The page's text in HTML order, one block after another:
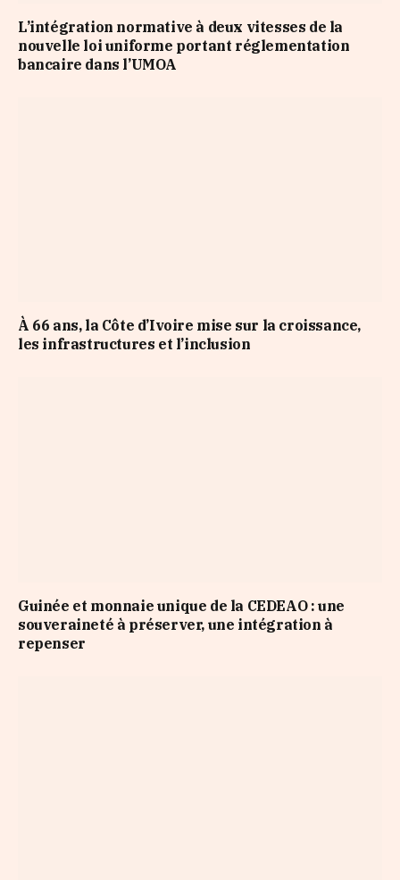
L’intégration normative à deux vitesses de la
nouvelle loi uniforme portant réglementation
bancaire dans l’UMOA
À 66 ans, la Côte d’Ivoire mise sur la croissance,
les infrastructures et l’inclusion
Guinée et monnaie unique de la CEDEAO : une
souveraineté à préserver, une intégration à
repenser